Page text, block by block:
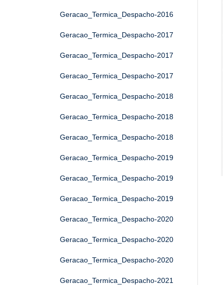
Geracao_Termica_Despacho-2016
Geracao_Termica_Despacho-2017
Geracao_Termica_Despacho-2017
Geracao_Termica_Despacho-2017
Geracao_Termica_Despacho-2018
Geracao_Termica_Despacho-2018
Geracao_Termica_Despacho-2018
Geracao_Termica_Despacho-2019
Geracao_Termica_Despacho-2019
Geracao_Termica_Despacho-2019
Geracao_Termica_Despacho-2020
Geracao_Termica_Despacho-2020
Geracao_Termica_Despacho-2020
Geracao_Termica_Despacho-2021